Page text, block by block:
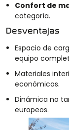
Confort de
categoría.
Desventajas
Espacio de
equipo
Materiales
económicas.
Dinámica no
europeos.